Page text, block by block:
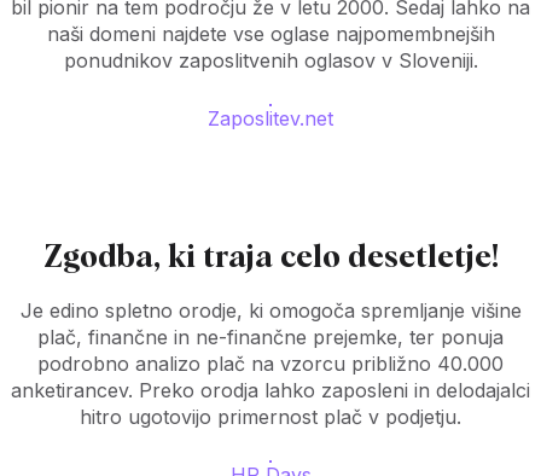
bil pionir na tem področju že v letu 2000. Sedaj lahko na
naši domeni najdete vse oglase najpomembnejših
ponudnikov zaposlitvenih oglasov v Sloveniji.
Zaposlitev.net
Zgodba, ki traja celo desetletje!
Je edino spletno orodje, ki omogoča spremljanje višine
plač, finančne in ne-finančne prejemke, ter ponuja
podrobno analizo plač na vzorcu približno 40.000
anketirancev. Preko orodja lahko zaposleni in delodajalci
hitro ugotovijo primernost plač v podjetju.